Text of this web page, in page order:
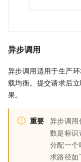
异步调用
异步调用适用于生产
载均衡。提交请求后
果。
重要 异步调用
数是标识
分配一个
求路径如